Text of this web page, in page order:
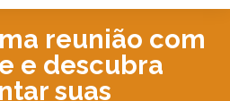
reunião com
e descubra
suas